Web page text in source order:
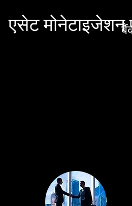
एसेट मोनेटाइजेशन